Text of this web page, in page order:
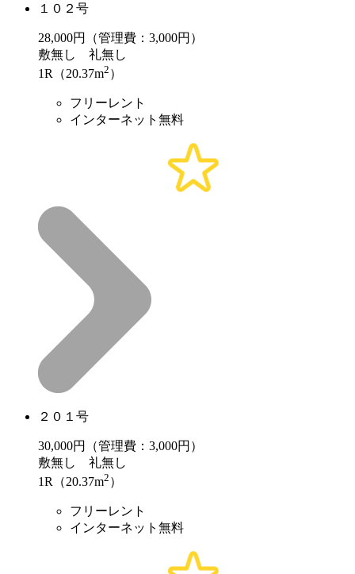
１０２号
28,000円（管理費：3,000円）
敷無し 礼無し
1R（20.37m2 ）
フリーレント
インターネット無料
２０１号
30,000円（管理費：3,000円）
敷無し 礼無し
1R（20.37m2 ）
フリーレント
インターネット無料